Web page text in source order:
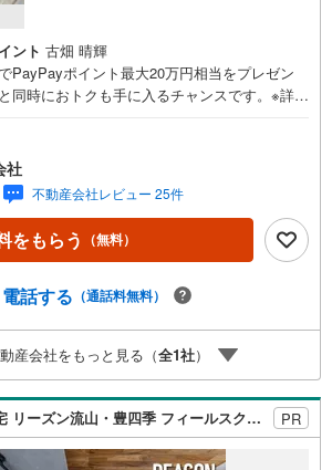
ント 古畑 晴輝
PayPayポイント最大20万円相当をプレゼン
同時におトクも手に入るチャンスです。※詳し
金なし・銀行比較＆相談可！ テレビで紹介さ
リッチ』使えます！豊かに過ごすには『イン
や家電と『エクステリア』カーポートや楽し
充実度で変わってきます。これらを一括で購
の代金を住宅ローンに組み込むことが可能なサ
れがやどかリッチです。 頭金0円でもOK！（諸
なに？ローン組めるかな？」わからないこと
、知らないと損する税金のこと等トータルで
ます！
社
不動産会社レビュー 25件
をもらう （無料）
電話する （通話料無料）
産会社をもっと見る（全1社）
ポラスの分譲住宅 リーズン流山・豊四季 フィールスクエア PR